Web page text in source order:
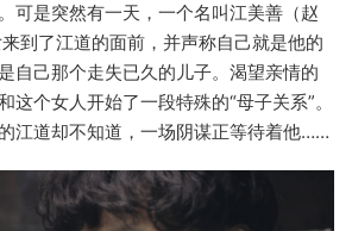
可是突然有一天，一个名叫江美善（赵
到了江道的面前，并声称自己就是他的
自己那个走失已久的儿子。渴望亲情的
这个女人开始了一段特殊的“母子关系”。
江道却不知道，一场阴谋正等待着他……